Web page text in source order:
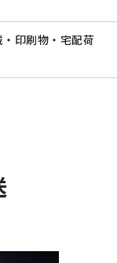
印刷物・宅配荷